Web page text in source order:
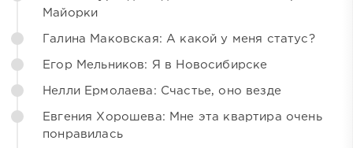
Майорки
Галина Маковская: А какой у меня статус?
Егор Мельников: Я в Новосибирске
Нелли Ермолаева: Счастье, оно везде
Евгения Хорошева: Мне эта квартира очень
понравилась